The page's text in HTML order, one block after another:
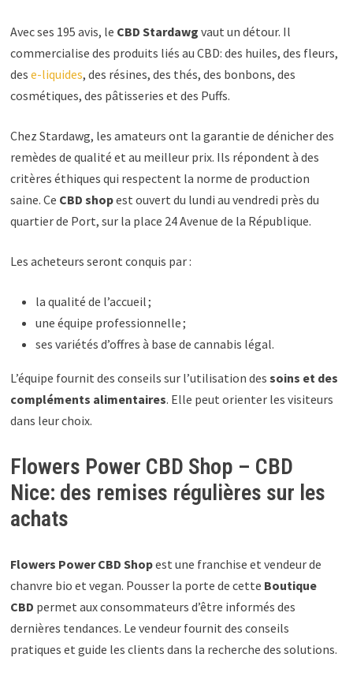
Avec ses 195 avis, le CBD Stardawg vaut un détour. Il
commercialise des produits liés au CBD: des huiles, des fleurs,
dese-liquides, des résines, des thés, des bonbons, des
cosmétiques, des pâtisseries et des Puffs.
Chez Stardawg, les amateurs ont la garantie de dénicher des
remèdes de qualité et au meilleur prix. Ils répondent à des
critères éthiques qui respectent la norme de production
saine. Ce CBD shopest ouvert du lundi au vendredi près du
quartier de Port, sur la place 24 Avenue de la République.
Les acheteurs seront conquis par :
la qualité de l’accueil ;
une équipe professionnelle ;
ses variétés d’offres à base de cannabis légal.
L’équipe fournit des conseils sur l’utilisation dessoins et des
compléments alimentaires. Elle peut orienter les visiteurs
dans leur choix.
Flowers Power CBD Shop – CBD
Nice: des remises régulières sur les
achats
Flowers Power CBD Shopest une franchise et vendeur de
chanvre bio et vegan. Pousser la porte de cette Boutique
CBD permet aux consommateurs d’être informés des
dernières tendances. Le vendeur fournit des conseils
pratiques et guide les clients dans la recherche des solutions.